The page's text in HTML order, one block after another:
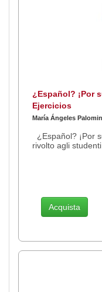
¿Español? ¡Por
Ejercicios
María Ángeles
¿Español? ¡Por
rivolto agli
Acquista